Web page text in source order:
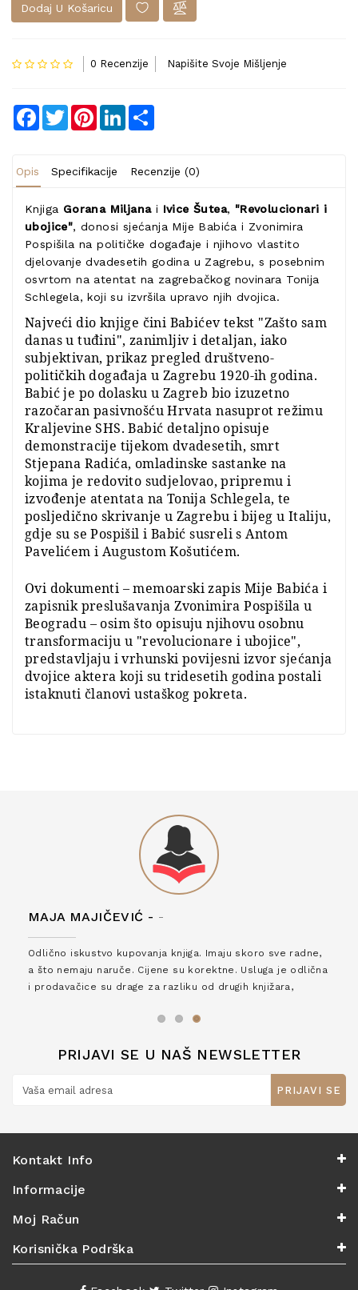
Dodaj U Košaricu
0 Recenzije Napišite Svoje Mišljenje
Facebook
TwitterPinterestLinkedIn
Opis Specifikacije Recenzije (0)
Knjiga Gorana Miljanai Ivice Šutea, "Revolucionari i
ubojice", donosi sjećanja Mije Babića i Zvonimira
Pospišila na političke događaje i njihovo vlastito
djelovanje dvadesetih godina u Zagrebu, s posebnim
osvrtom na atentat na zagrebačkog novinara Tonija
Schlegela, koji su izvršila upravo njih dvojica.
Najveći dio knjige čini Babićev tekst "Zašto sam
danas u tuđini", zanimljiv i detaljan, iako
subjektivan, prikaz pregled društveno-
političkih događaja u Zagrebu 1920-ih godina.
Babić je po dolasku u Zagreb bio izuzetno
razočaran pasivnošću Hrvata nasuprot režimu
Kraljevine SHS. Babić detaljno opisuje
demonstracije tijekom dvadesetih, smrt
Stjepana Radića, omladinske sastanke na
kojima je redovito sudjelovao, pripremu i
izvođenje atentata na Tonija Schlegela, te
posljedično skrivanje u Zagrebu i bijeg u Italiju,
gdje su se Pospišil i Babić susreli s Antom
Pavelićem i Augustom Košutićem.
Ovi dokumenti – memoarski zapis Mije Babića i
zapisnik preslušavanja Zvonimira Pospišila u
Beogradu – osim što opisuju njihovu osobnu
transformaciju u "revolucionare i ubojice",
predstavljaju i vrhunski povijesni izvor sjećanja
dvojice aktera koji su tridesetih godina postali
istaknuti članovi ustaškog pokreta.
MAJA MAJIČEVIĆ - -
Odlično iskustvo kupovanja knjiga. Imaju skoro sve radne,
a što nemaju naruče. Cijene su korektne. Usluga je odlična
i prodavačice su drage za razliku od drugih knjižara,
PRIJAVI SE U NAŠ NEWSLETTER
PRIJAVI SE
Kontakt Info
Informacije
Moj Račun
Korisnička Podrška